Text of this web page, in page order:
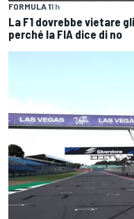
FORMULA 11 h
La F1 dovrebbe vietare
perché la FIA dice di no